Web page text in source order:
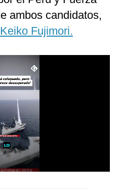
ambos candidatos,
Keiko Fujimori.